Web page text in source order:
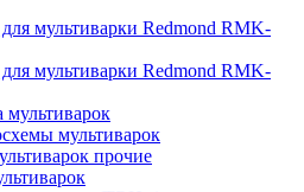
для мультиварки Redmond RMK-
для мультиварки Redmond RMK-
мультиварок
мультиварок
прочие